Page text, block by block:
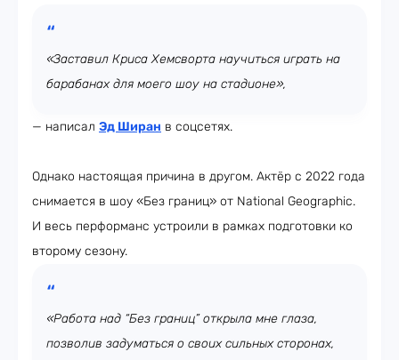
«Заставил Криса Хемсворта научиться играть на
барабанах для моего шоу на стадионе»,
— написал Эд Ширан в соцсетях.
Однако настоящая причина в другом. Актёр с 2022 года
снимается в шоу «Без границ» от National Geographic.
И весь перформанс устроили в рамках подготовки ко
второму сезону.
«Работа над “Без границ” открыла мне глаза,
позволив задуматься о своих сильных сторонах,